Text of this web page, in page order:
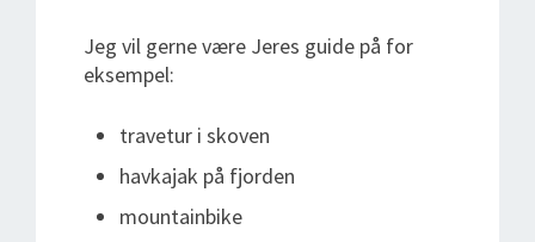
Jeg vil gerne være Jeres guide på for
eksempel:
travetur i skoven
havkajak på fjorden
mountainbike